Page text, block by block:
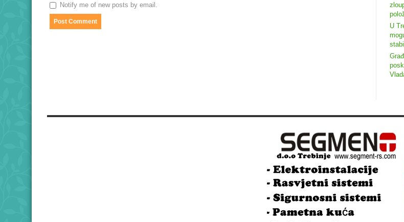
Notify me of new posts by email.
U